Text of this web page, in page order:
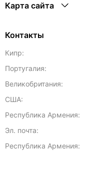
Карта сайта
Контакты
Кипр:
Португалия:
Великобритания:
США:
Республика Армения:
Эл. почта:
Республика Армения: